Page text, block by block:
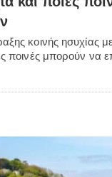
κοινής ησυχίας
ποινές μπορούν να